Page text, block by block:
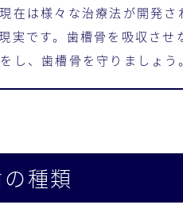
在は様々な治療法が開発さ
実です。歯槽骨を吸収させ
し、歯槽骨を守りましょう。
種類